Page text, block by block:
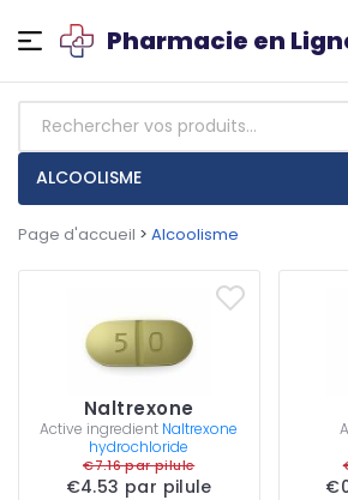
Pharmacie en
ALCOOLISME
Page d'accueil > Alcoolisme
Naltrexone
Active ingredient Naltrexone
hydrochloride
€7.16 par pilule
€4.53 par pilule